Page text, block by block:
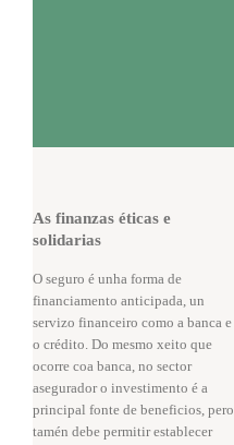
As finanzas éticas e
solidarias
O seguro é unha forma de
financiamento anticipada, un
servizo financeiro como a banca e
o crédito. Do mesmo xeito que
ocorre coa banca, no sector
asegurador o investimento é a
principal fonte de beneficios, pero
tamén debe permitir establecer